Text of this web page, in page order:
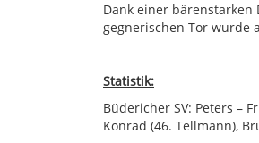
Dank einer
gegnerischen Tor wurde
Statistik:
Büdericher SV: Peters –
Konrad (46. Tellmann),